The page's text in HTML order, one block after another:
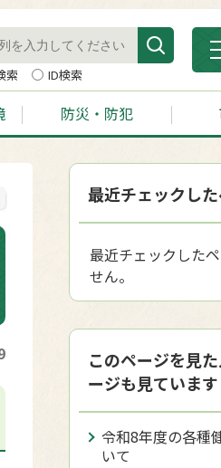
索 ID検索
防災・防犯
最近チェックし
最近チェックした
せん。
このページを見
ージも見ています
令和8年度の各種
いて